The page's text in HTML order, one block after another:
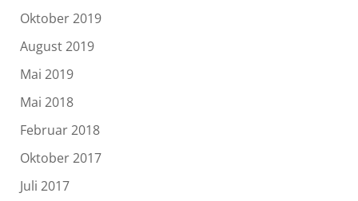
Oktober 2019
August 2019
Mai 2019
Mai 2018
Februar 2018
Oktober 2017
Juli 2017